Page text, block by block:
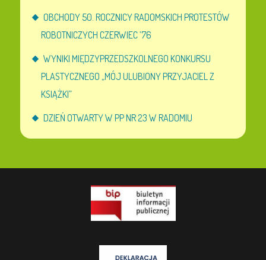
OBCHODY 50. ROCZNICY RADOMSKICH PROTESTÓW
ROBOTNICZYCH CZERWIEC ’76
WYNIKI MIĘDZYPRZEDSZKOLNEGO KONKURSU
PLASTYCZNEGO „MÓJ ULUBIONY PRZYJACIEL Z
KSIĄŻKI”
DZIEŃ OTWARTY W PP NR 23 W RADOMIU